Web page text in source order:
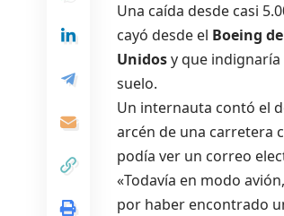
Una caída desde casi
cayó desde el Boeing
Unidosy que
suelo.
Un internauta contó el
arcén de una carretera
podía ver un correo
«Todavía en modo
por haber encontrado